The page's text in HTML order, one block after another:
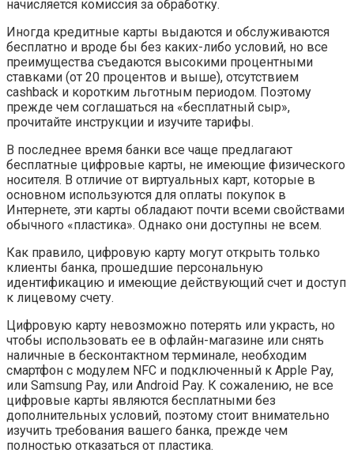
начисляется комиссия за обработку.
Иногда кредитные карты выдаются и обслуживаются
бесплатно и вроде бы без каких-либо условий, но все
преимущества съедаются высокими процентными
ставками (от 20 процентов и выше), отсутствием
cashback и коротким льготным периодом. Поэтому
прежде чем соглашаться на «бесплатный сыр»,
прочитайте инструкции и изучите тарифы.
В последнее время банки все чаще предлагают
бесплатные цифровые карты, не имеющие физического
носителя. В отличие от виртуальных карт, которые в
основном используются для оплаты покупок в
Интернете, эти карты обладают почти всеми свойствами
обычного «пластика». Однако они доступны не всем.
Как правило, цифровую карту могут открыть только
клиенты банка, прошедшие персональную
идентификацию и имеющие действующий счет и доступ
к лицевому счету.
Цифровую карту невозможно потерять или украсть, но
чтобы использовать ее в офлайн-магазине или снять
наличные в бесконтактном терминале, необходим
смартфон с модулем NFC и подключенный к Apple Pay,
или Samsung Pay, или Android Pay. К сожалению, не все
цифровые карты являются бесплатными без
дополнительных условий, поэтому стоит внимательно
изучить требования вашего банка, прежде чем
полностью отказаться от пластика.